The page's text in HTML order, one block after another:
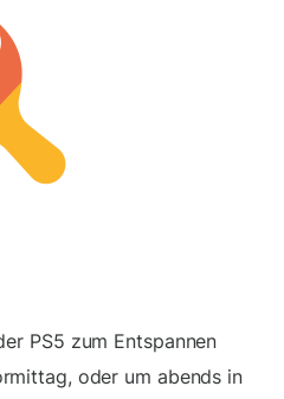
PS5 zum Entspannen
oder um abends in